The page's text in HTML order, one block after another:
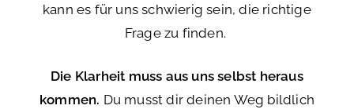
kann es für uns schwierig sein, die richtige
Frage zu finden.
Die Klarheit muss aus uns selbst heraus
kommen. Du musst dir deinen Weg bildlich